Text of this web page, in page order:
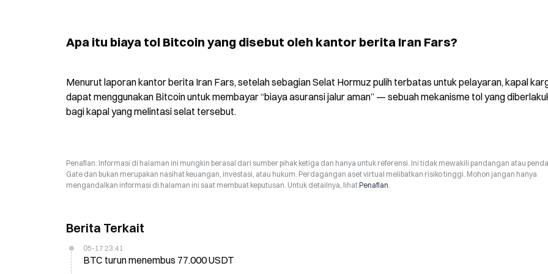
Apa itu biaya tol Bitcoin yang disebut oleh kantor berita Iran Fars?
Menurut laporan kantor berita Iran Fars, setelah sebagian Selat Hormuz pulih terbatas untuk pelayaran, kapal
dapat menggunakan Bitcoin untuk membayar “biaya asuransi jalur aman” — sebuah mekanisme tol yang
bagi kapal yang melintasi selat tersebut.
Penafian: Informasi di halaman ini mungkin berasal dari sumber pihak ketiga dan hanya untuk referensi. Ini tidak mewakili pandangan atau
Gate dan bukan merupakan nasihat keuangan, investasi, atau hukum. Perdagangan aset virtual melibatkan risiko tinggi. Mohon jangan hanya
mengandalkan informasi di halaman ini saat membuat keputusan. Untuk detailnya, lihatPenafian.
Berita Terkait
05-17 23:41
BTC turun menembus 77.000 USDT